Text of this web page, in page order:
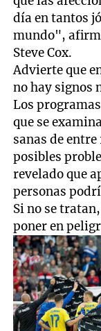
día en tantos
mundo",
Steve Cox.
Advierte que
no hay signos
Los
que se
sanas de
posibles
revelado que
personas
Si no se
poner en